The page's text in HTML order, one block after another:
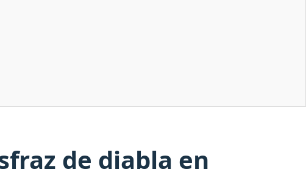
de diabla en